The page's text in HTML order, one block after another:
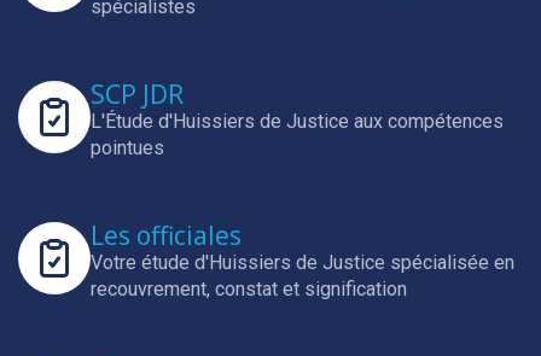
spécialistes
SCP JDR
L'Étude d'Huissiers de Justice aux compétences
pointues
Les officiales
Votre étude d'Huissiers de Justice spécialisée en
recouvrement, constat et signification